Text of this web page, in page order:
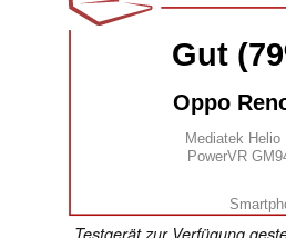
Gut
Oppo
Mediatek Helio
PowerVR
Testgerät zur Verfügung